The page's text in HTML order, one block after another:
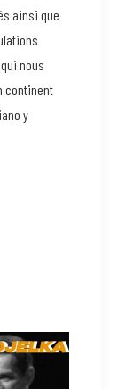
ainsi que
nous
continent
y